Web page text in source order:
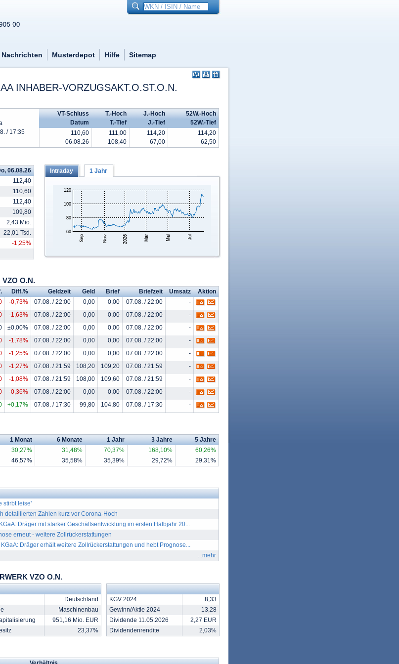
Nachrichten Musterdepot Hilfe Sitemap
INHABER-VORZUGSAKT.O.ST.O.N.
/ 17:35
VT-Schluss
Datum
T.-Hoch
T.-Tief
J.-Hoch
J.-Tief
52W.-Hoch
52W.-Tief
110,60
06.08.26
111,00
108,40
114,20
67,00
114,20
62,50
06.08.26
112,40
110,60
112,40
109,80
2,43 Mio.
22,01 Tsd.
-1,25%
Intraday 1 Jahr
O.N.
Diff.% Geldzeit Geld Brief Briefzeit Umsatz
Aktion
-0,73% 07.08. / 22:00 0,00 0,00 07.08. / 22:00
-
-1,63% 07.08. / 22:00 0,00 0,00 07.08. / 22:00
-
±0,00% 07.08. / 22:00 0,00 0,00 07.08. / 22:00
-
-1,78% 07.08. / 22:00 0,00 0,00 07.08. / 22:00
-
-1,25% 07.08. / 22:00 0,00 0,00 07.08. / 22:00
-
-1,27% 07.08. / 21:59 108,20 109,20 07.08. / 21:59
-
-1,08% 07.08. / 21:59 108,00 109,60 07.08. / 21:59
-
-0,36% 07.08. / 22:00 0,00 0,00 07.08. / 22:00
-
+0,17% 07.08. / 17:30 99,80 104,80 07.08. / 17:30 -
1 Monat 6 Monate 1 Jahr 3 Jahre
5 Jahre
30,27% 31,48% 70,37% 168,10%
60,26%
46,57% 35,58% 35,39% 29,72% 29,31%
stirbt leise'
detaillierten Zahlen kurz vor Corona-Hoch
Dräger mit starker Geschäftsentwicklung im ersten Halbjahr 20...
erneut - weitere Zollrückerstattungen
Dräger erhält weitere Zollrückerstattungen und hebt Prognose...
...mehr
VZO O.N.
Deutschland
Maschinenbau
951,16 Mio. EUR
23,37%
KGV 2024
8,33
Gewinn/Aktie 2024
13,28
Dividende 11.05.2026
2,27 EUR
Dividendenrendite
2,03%